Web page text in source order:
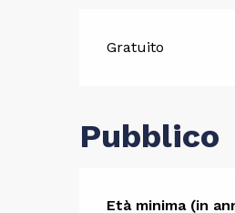
Gratuito
Pubblico
Età minima (in